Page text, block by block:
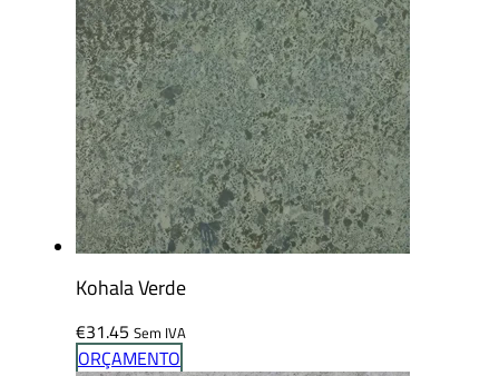
Kohala Verde
€31.45 Sem IVA
ORÇAMENTO